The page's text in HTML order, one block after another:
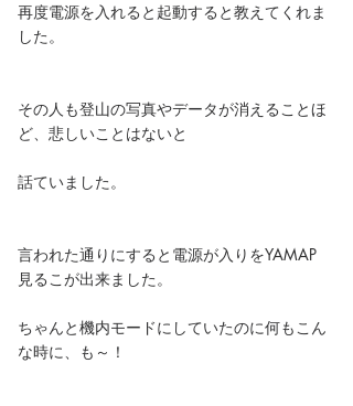
再度電源を入れると起動すると教えてくれま
した。
その人も登山の写真やデータが消えることほ
ど、悲しいことはないと
話ていました。
言われた通りにすると電源が入りをYAMAP
見るこが出来ました。
ちゃんと機内モードにしていたのに何もこん
な時に、も～！